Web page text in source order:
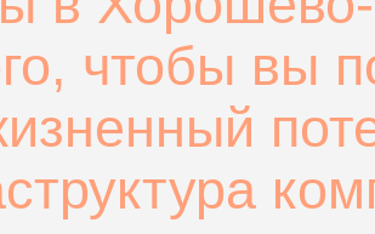
чтобы вы